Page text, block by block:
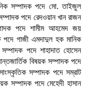
সম্পাদক পদে মো. তাইজুল
পদে রেদওয়ান খান রাজন
পদে শামীম আহমেদ জয়
পদে গাজী এমদাদুল হক মানিক
পদে শাহাদাত হোসেন
বিষয়ক সম্পাদক পদে
সম্পাদক পদে সম্রাট
সম্পাদক পদে মেহেদী হাসান